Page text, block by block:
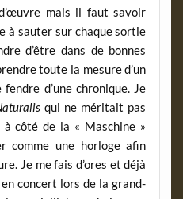
mais il faut savoir
à sauter sur chaque sortie
d’être dans de bonnes
toute la mesure d’un
d’une chronique. Je
qui ne méritait pas
côté de la « Maschine »
comme une horloge afin
Je me fais d’ores et déjà
concert lors de la grand-